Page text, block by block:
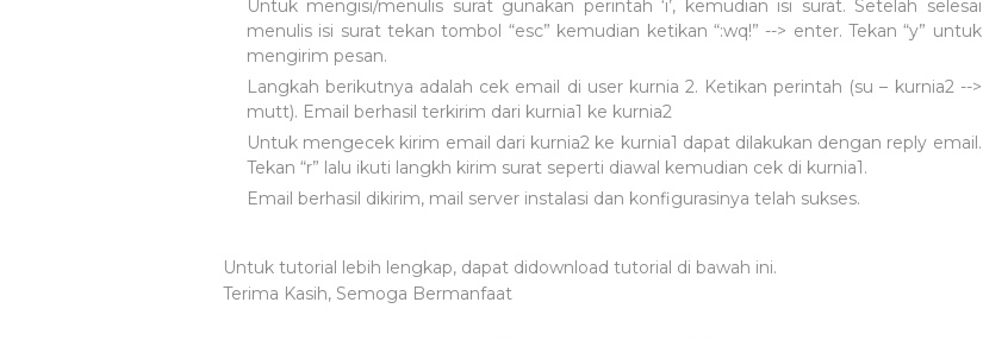
Untuk mengisi/menulis surat gunakan perintah ‘i’, kemudian isi surat. Setelah selesai
menulis isi surat tekan tombol “esc” kemudian ketikan “:wq!” --> enter. Tekan “y” untuk
mengirim pesan.
Langkah berikutnya adalah cek email di user kurnia 2. Ketikan perintah (su – kurnia2 -->
mutt). Email berhasil terkirim dari kurnia1 ke kurnia2
Untuk mengecek kirim email dari kurnia2 ke kurnia1 dapat dilakukan dengan reply email.
Tekan “r” lalu ikuti langkh kirim surat seperti diawal kemudian cek di kurnia1.
Email berhasil dikirim, mail server instalasi dan konfigurasinya telah sukses.
Untuk tutorial lebih lengkap, dapat didownload tutorial di bawah ini.
Terima Kasih, Semoga Bermanfaat